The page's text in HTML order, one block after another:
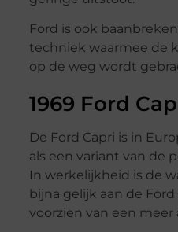
Ford is ook
techniek waarmee de
op de weg wordt
1969 Ford
De Ford Capri is in
als een variant van de
In werkelijkheid is de
bijna gelijk aan de
voorzien van een